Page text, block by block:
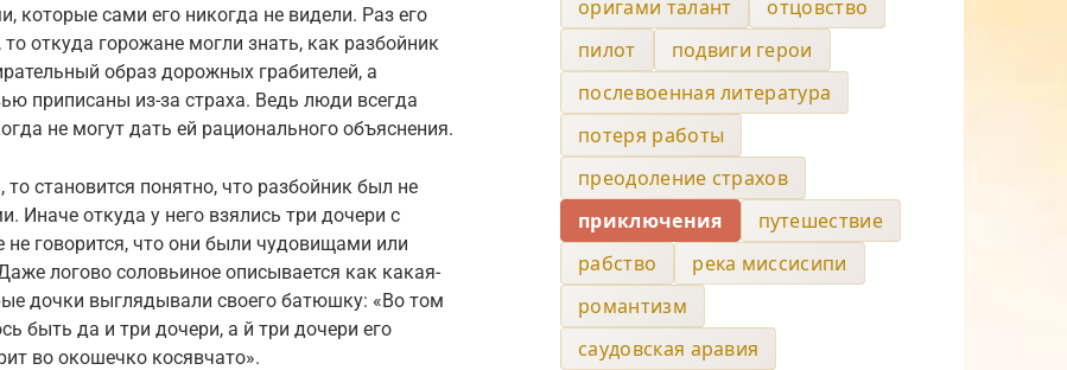
которые сами его никогда не видели. Раз его
откуда горожане могли знать, как разбойник
образ дорожных грабителей, а
приписаны из-за страха. Ведь люди всегда
не могут дать ей рационального объяснения.
становится понятно, что разбойник был не
Иначе откуда у него взялись три дочери с
говорится, что они были чудовищами или
логово соловьиное описывается как какая-
дочки выглядывали своего батюшку: «Во том
быть да и три дочери, а й три дочери его
во окошечко косявчато».
оригами талант
отцовство
пилот
подвиги герои
послевоенная литература
потеря работы
преодоление страхов
приключения
путешествие
рабство
река миссисипи
романтизм
саудовская аравия